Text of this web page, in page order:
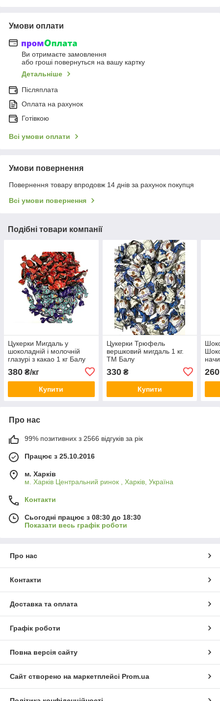
Умови оплати
Ви отримаєте замовлення
або гроші повернуться на вашу картку
Детальніше
Післяплата
Оплата на рахунок
Готівкою
Всі умови оплати
Умови повернення
Повернення товару впродовж 14 днів за рахунок покупця
Всі умови повернення
Подібні товари компанії
Цукерки Мигдаль у
шоколадній і молочній
глазурі з какао 1 кг Балу
380 ₴/кг
Купити
Цукерки Трюфель
вершковий мигдаль 1 кг.
ТМ Балу
330₴
Купити
260
Про нас
99% позитивних з 2566 відгуків за рік
Працює з 25.10.2016
м. Харків
м. Харків Центральний ринок , Харків, Україна
Контакти
Сьогодні працює з 08:30 до 18:30
Показати весь графік роботи
Про нас
Контакти
Доставка та оплата
Графік роботи
Повна версія сайту
Сайт створено на маркетплейсі Prom.ua